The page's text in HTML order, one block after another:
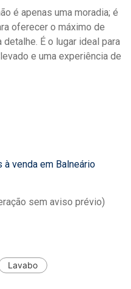
é apenas uma moradia; é
oferecer o máximo de
É o lugar ideal para
e uma experiência de
à venda em Balneário
sem aviso prévio)
Lavabo